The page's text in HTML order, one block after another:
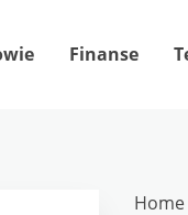
Finanse
Home